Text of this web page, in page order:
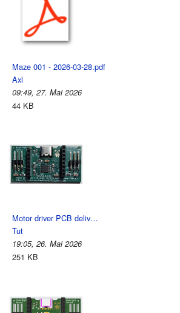
Maze 001 - 2026-03-28.pdf
Axl
09:49, 27. Mai 2026
44 KB
Motor driver PCB deliv…
Tut
19:05, 26. Mai 2026
251 KB